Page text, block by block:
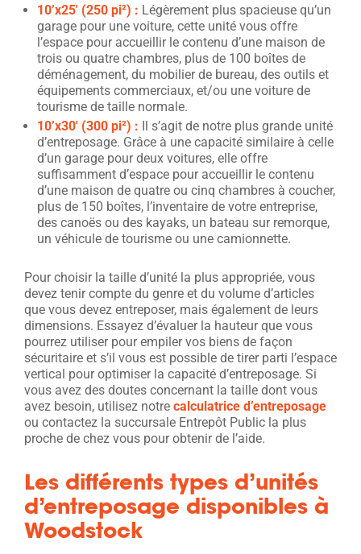
10’x25′ (250 pi²) : Légèrement plus spacieuse qu’un
garage pour une voiture, cette unité vous offre
l’espace pour accueillir le contenu d’une maison de
trois ou quatre chambres, plus de 100 boîtes de
déménagement, du mobilier de bureau, des outils et
équipements commerciaux, et/ou une voiture de
tourisme de taille normale.
10’x30′ (300 pi²) : Il s’agit de notre plus grande unité
d’entreposage. Grâce à une capacité similaire à celle
d’un garage pour deux voitures, elle offre
suffisamment d’espace pour accueillir le contenu
d’une maison de quatre ou cinq chambres à coucher,
plus de 150 boîtes, l’inventaire de votre entreprise,
des canoës ou des kayaks, un bateau sur remorque,
un véhicule de tourisme ou une camionnette.
Pour choisir la taille d’unité la plus appropriée, vous
devez tenir compte du genre et du volume d’articles
que vous devez entreposer, mais également de leurs
dimensions. Essayez d’évaluer la hauteur que vous
pourrez utiliser pour empiler vos biens de façon
sécuritaire et s’il vous est possible de tirer parti l’espace
vertical pour optimiser la capacité d’entreposage. Si
vous avez des doutes concernant la taille dont vous
avez besoin, utilisez notre calculatrice d’entreposage
ou contactez la succursale Entrepôt Public la plus
proche de chez vous pour obtenir de l’aide.
Les différents types d’unités
d’entreposage disponibles à
Woodstock